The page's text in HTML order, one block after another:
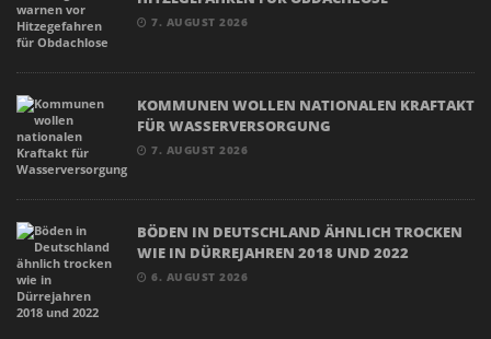
7. AUGUST 2026
KOMMUNEN WOLLEN NATIONALEN KRAFTAKT
FÜR WASSERVERSORGUNG
7. AUGUST 2026
BÖDEN IN DEUTSCHLAND ÄHNLICH TROCKEN
WIE IN DÜRREJAHREN 2018 UND 2022
6. AUGUST 2026